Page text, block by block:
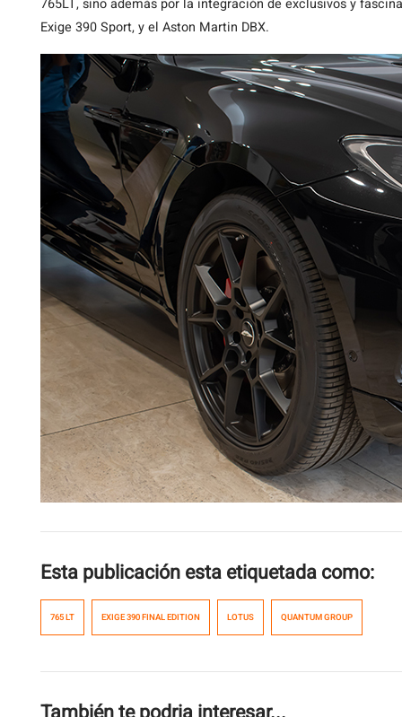
765LT, sino además por la integración de exclusivos y
Exige 390 Sport, y el Aston Martin DBX.
Esta publicación esta etiquetada como:
765 LT EXIGE 390 FINAL EDITION LOTUS QUANTUM GROUP